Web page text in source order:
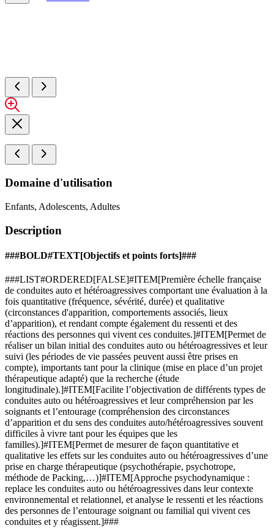
Domaine d'utilisation
Enfants, Adolescents, Adultes
Description
###BOLD#TEXT[Objectifs et points forts]###
###LIST#ORDERED[FALSE]#ITEM[Première échelle française
de conduites auto et hétéroagressives comportant une évaluation à la
fois quantitative (fréquence, sévérité, durée) et qualitative
(circonstances d'apparition, comportements associés, lieux
d’apparition), et rendant compte également du ressenti et des
réactions des personnes qui vivent ces conduites.]#ITEM[Permet de
réaliser un bilan initial des conduites auto ou hétéroagressives et leur
suivi (les périodes de vie passées peuvent aussi être prises en
compte), importants tant pour la clinique (mise en place d’un projet
thérapeutique adapté) que la recherche (étude
longitudinale).]#ITEM[Facilite l’objectivation de différents types de
conduites auto ou hétéroagressives et leur compréhension par les
soignants et l’entourage (compréhension des circonstances
d’apparition et du sens des conduites auto/hétéroagressives souvent
difficiles à vivre tant pour les équipes que les
familles).]#ITEM[Permet de mesurer de façon quantitative et
qualitative les effets sur les conduites auto ou hétéroagressives d’une
prise en charge thérapeutique (psychothérapie, psychotrope,
méthode de Packing,…)]#ITEM[Approche psychodynamique :
replace les conduites auto ou hétéroagressives dans leur contexte
environnemental et relationnel, et analyse le ressenti et les réactions
des personnes de l’entourage soignant ou familial qui vivent ces
conduites et y réagissent.]###